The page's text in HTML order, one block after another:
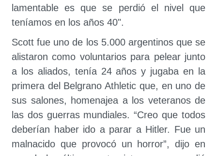
lamentable es que se perdió el nivel que
teníamos en los años 40".
Scott fue uno de los 5.000 argentinos que se
alistaron como voluntarios para pelear junto
a los aliados, tenía 24 años y jugaba en la
primera del Belgrano Athletic que, en uno de
sus salones, homenajea a los veteranos de
las dos guerras mundiales. “Creo que todos
deberían haber ido a parar a Hitler. Fue un
malnacido que provocó un horror”, dijo en